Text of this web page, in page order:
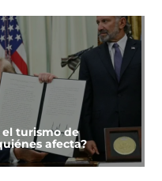
turismo de
afecta?